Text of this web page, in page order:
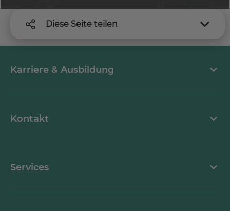
Diese Seite teilen
Karriere & Ausbildung
Kontakt
Services